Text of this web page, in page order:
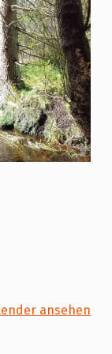
ansehen